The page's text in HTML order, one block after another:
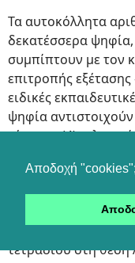
Αποδοχή "cookies";
Τα αυτοκόλλητα
δεκατέσσερα
συμπίπτουν με τον
επιτροπής
ειδικές
ψηφία
τέσσερα (4)
αύξοντα αριθμό
αναγράφεται το
αυτοκόλλητο
αντίγραφα, από τα
από τους
τετραδίου στη